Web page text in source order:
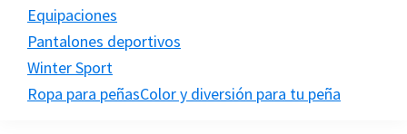
Equipaciones
Pantalones deportivos
Winter Sport
Ropa para peñasColor y diversión para tu peña